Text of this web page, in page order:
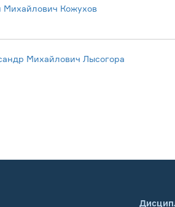
Кожухов
Михайлович Лысогора